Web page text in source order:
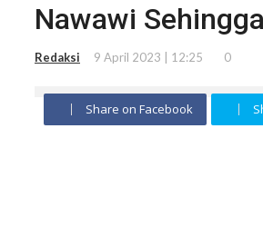
Nawawi
Redaksi 9 April 2023 | 12:25 0
Share on Facebook